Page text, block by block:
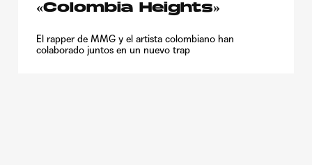
«Colombia Heights»
El rapper de MMG y el artista colombiano han
colaborado juntos en un nuevo trap